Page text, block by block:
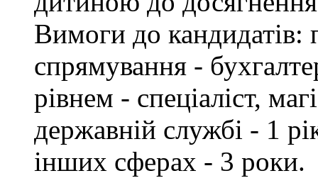
Вимоги до кандидатів:
спрямування -
рівнем - спеціаліст,
державній службі - 1
інших сферах - 3 роки.